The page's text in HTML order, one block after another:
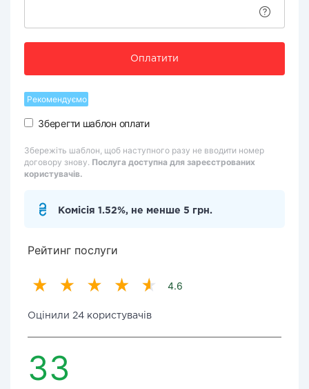
Оплатити
Рекомендуємо
Зберегти шаблон оплати
Збережіть шаблон, щоб наступного разу не вводити номер
договору знову. Послуга доступна для зареєстрованих
користувачів.
Комісія 1.52%, не менше 5 грн.
Рейтинг послуги
4.6
Оцінили 24 користувачів
33